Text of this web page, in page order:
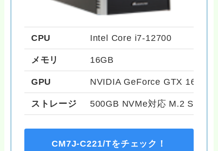
CPU Intel Core i7-12700
メモリ 16GB
GPU NVIDIA GeForce GTX 1650
ストレージ 500GB NVMe対応 M.2 SSD
CM7J-C221/Tをチェック！